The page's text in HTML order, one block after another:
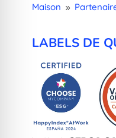
Maison 9
LABELS DE